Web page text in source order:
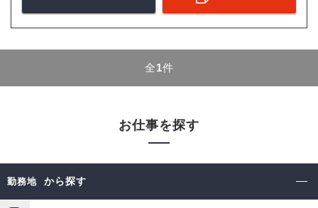
全1件
お仕事を探す
勤務地 から探す